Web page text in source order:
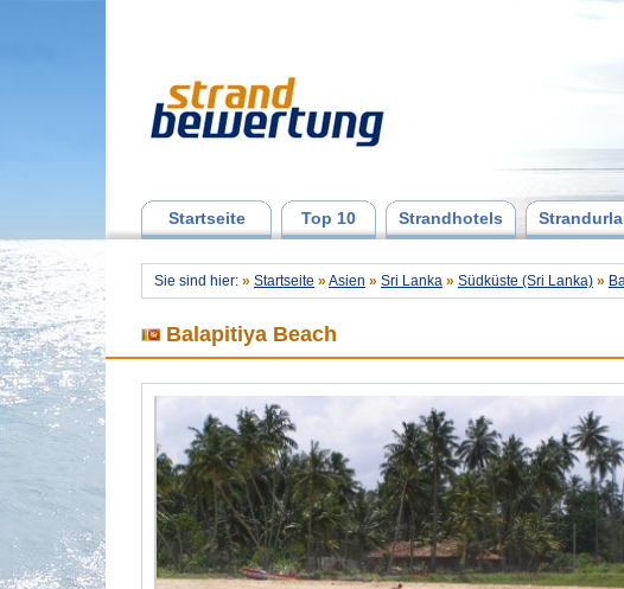
Startseite Top 10 Strandhotels
Sie sind hier: » Startseite » Asien » Sri Lanka » Südküste (Sri Lanka) »
Balapitiya Beach